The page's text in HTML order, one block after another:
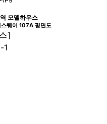
모델하우스
퀘어 107A 평면도
］
1